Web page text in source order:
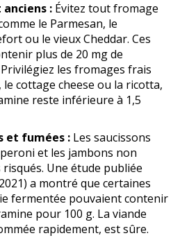
: Évitez tout fromage
le Parmesan, le
ou le vieux Cheddar. Ces
plus de 20 mg de
les fromages frais
cottage cheese ou la ricotta,
reste inférieure à 1,5
et fumées : Les saucissons
et les jambons non
Une étude publiée
a montré que certaines
fermentée pouvaient contenir
pour 100 g. La viande
rapidement, est sûre.